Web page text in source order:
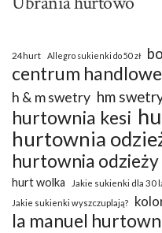
24hurt Allegro sukienki do 50 zł
centrum
h & m swetry hm
hurtownia kesi
hurtownia
hurtownia odzieży
hurt wolka Jakie sukienki dla 30
Jakie sukienki wyszczuplają?
la manuel